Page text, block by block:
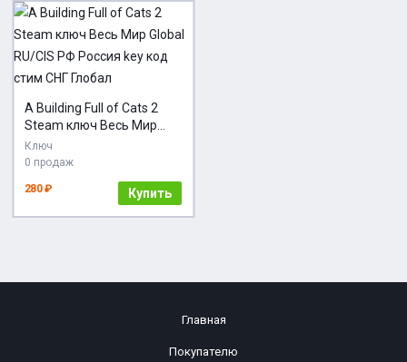
A Building Full of Cats 2
Steam ключ Весь Мир
Global RU/CIS РФ Россия
key код cтим СНГ Глобал
Ключ
0 продаж
280 ₽ Купить
Главная
Покупателю